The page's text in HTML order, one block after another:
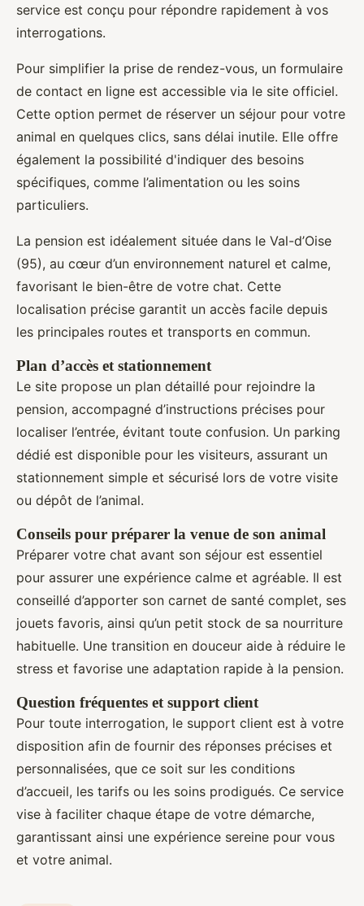
service est conçu pour répondre rapidement à vos
interrogations.
Pour simplifier la prise de rendez-vous, un formulaire
de contact en ligne est accessible via le site officiel.
Cette option permet de réserver un séjour pour votre
animal en quelques clics, sans délai inutile. Elle offre
également la possibilité d'indiquer des besoins
spécifiques, comme l’alimentation ou les soins
particuliers.
La pension est idéalement située dans le Val-d’Oise
(95), au cœur d’un environnement naturel et calme,
favorisant le bien-être de votre chat. Cette
localisation précise garantit un accès facile depuis
les principales routes et transports en commun.
Plan d’accès et stationnement
Le site propose un plan détaillé pour rejoindre la
pension, accompagné d’instructions précises pour
localiser l’entrée, évitant toute confusion. Un parking
dédié est disponible pour les visiteurs, assurant un
stationnement simple et sécurisé lors de votre visite
ou dépôt de l’animal.
Conseils pour préparer la venue de son animal
Préparer votre chat avant son séjour est essentiel
pour assurer une expérience calme et agréable. Il est
conseillé d’apporter son carnet de santé complet, ses
jouets favoris, ainsi qu’un petit stock de sa nourriture
habituelle. Une transition en douceur aide à réduire le
stress et favorise une adaptation rapide à la pension.
Question fréquentes et support client
Pour toute interrogation, le support client est à votre
disposition afin de fournir des réponses précises et
personnalisées, que ce soit sur les conditions
d’accueil, les tarifs ou les soins prodigués. Ce service
vise à faciliter chaque étape de votre démarche,
garantissant ainsi une expérience sereine pour vous
et votre animal.